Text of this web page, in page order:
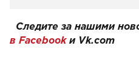
Следите за нашими
в Facebookи Vk.com